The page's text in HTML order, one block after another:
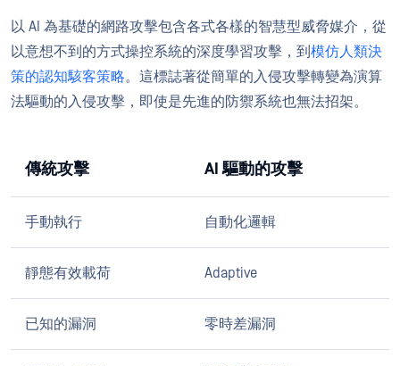
以 AI 為基礎的網路攻擊包含各式各樣的智慧型威脅媒介，從
以意想不到的方式操控系統的深度學習攻擊，到 模仿人類決
策的認知駭客策略。這標誌著從簡單的入侵攻擊轉變為演算
法驅動的入侵攻擊，即使是先進的防禦系統也無法招架。
傳統攻擊 AI 驅動的攻擊
手動執行 自動化邏輯
靜態有效載荷 Adaptive
已知的漏洞 零時差漏洞